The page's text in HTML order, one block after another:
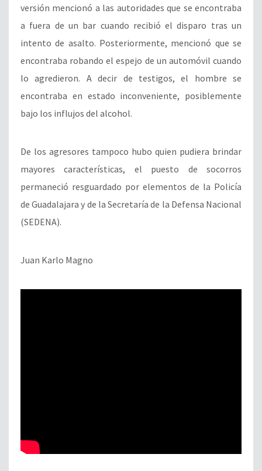
versión mencionó a las autoridades que se encontraba
a fuera de un bar cuando recibió el disparo tras un
intento de asalto. Posteriormente, mencionó que se
encontraba robando el espejo de un automóvil cuando
lo agredieron. A decir de testigos, el hombre se
encontraba en estado inconveniente, posiblemente
bajo los influjos del alcohol.
De los agresores tampoco hubo quien pudiera brindar
mayores características, el puesto de socorros
permaneció resguardado por elementos de la Policía
de Guadalajara y de la Secretaría de la Defensa Nacional
(SEDENA).
Juan Karlo Magno